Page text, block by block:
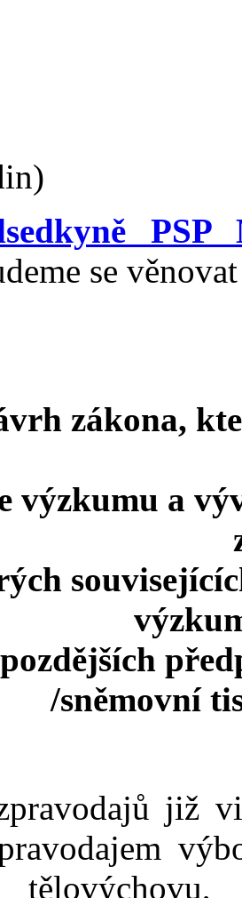
PSP
se
zákona,
výzkumu a
/sněmovní
již
tělovýchovu,